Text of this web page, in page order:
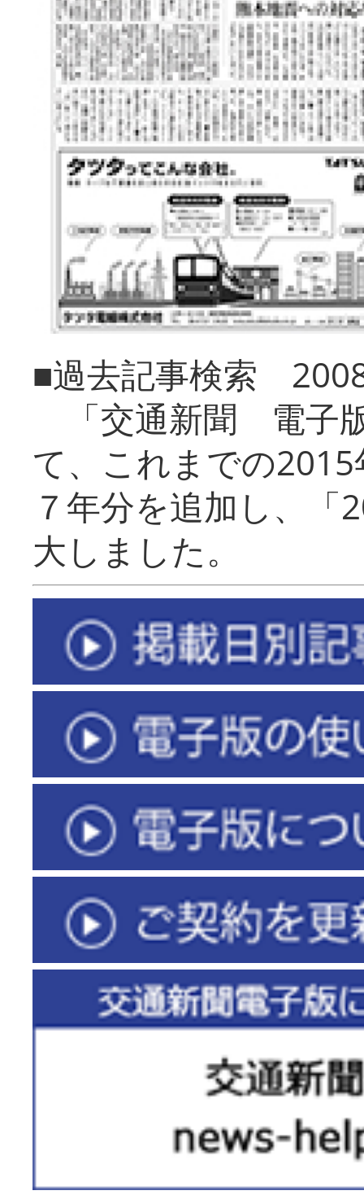
■過去記事検索
「交通新聞 電子
て、これまでの
７年分を追加し、「
大しまし